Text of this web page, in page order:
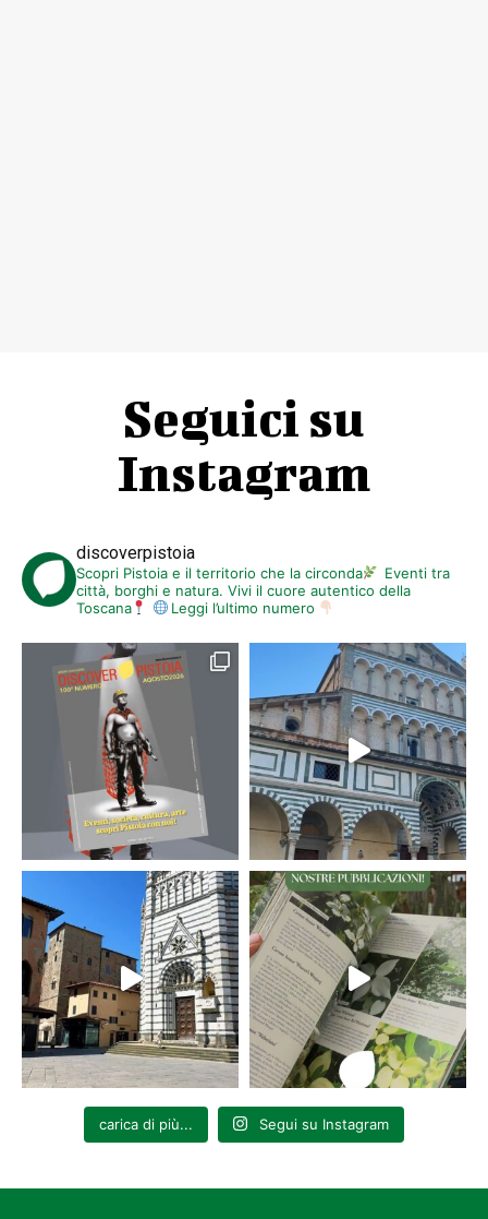
Seguici su
Instagram
discoverpistoia
Scopri Pistoia e il territorio che la circonda
Eventi tra
città, borghi e natura. Vivi il cuore autentico della
Toscana
Leggi l’ultimo numero
carica di più... Segui su Instagram